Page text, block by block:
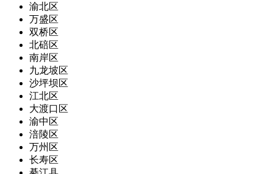
渝北区
万盛区
双桥区
北碚区
南岸区
九龙坡区
沙坪坝区
江北区
大渡口区
渝中区
涪陵区
万州区
长寿区